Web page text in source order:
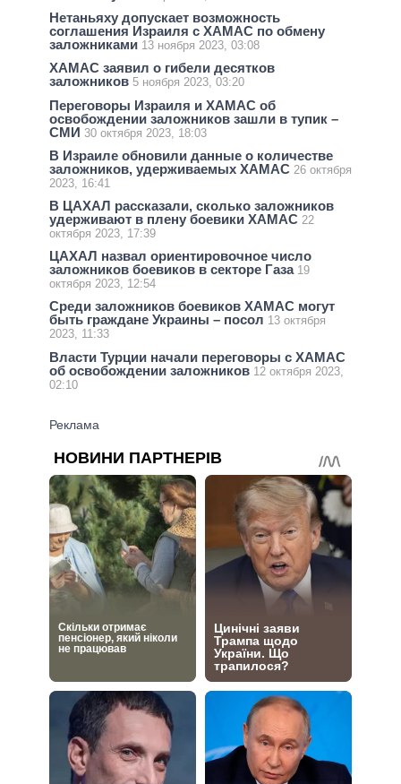
Нетаньяху допускает возможность
соглашения Израиля с ХАМАС по обмену
заложниками 13 ноября 2023, 03:08
ХАМАС заявил о гибели десятков
заложников 5 ноября 2023, 03:20
Переговоры Израиля и ХАМАС об
освобождении заложников зашли в тупик –
СМИ 30 октября 2023, 18:03
В Израиле обновили данные о количестве
заложников, удерживаемых ХАМАС 26 октября
2023, 16:41
В ЦАХАЛ рассказали, сколько заложников
удерживают в плену боевики ХАМАС 22
октября 2023, 17:39
ЦАХАЛ назвал ориентировочное число
заложников боевиков в секторе Газа 19
октября 2023, 12:54
Среди заложников боевиков ХАМАС могут
быть граждане Украины – посол 13 октября
2023, 11:33
Власти Турции начали переговоры с ХАМАС
об освобождении заложников 12 октября 2023,
02:10